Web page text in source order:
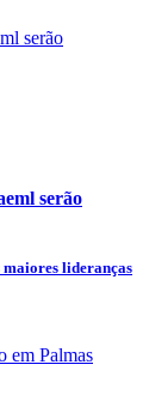
serão
maiores lideranças